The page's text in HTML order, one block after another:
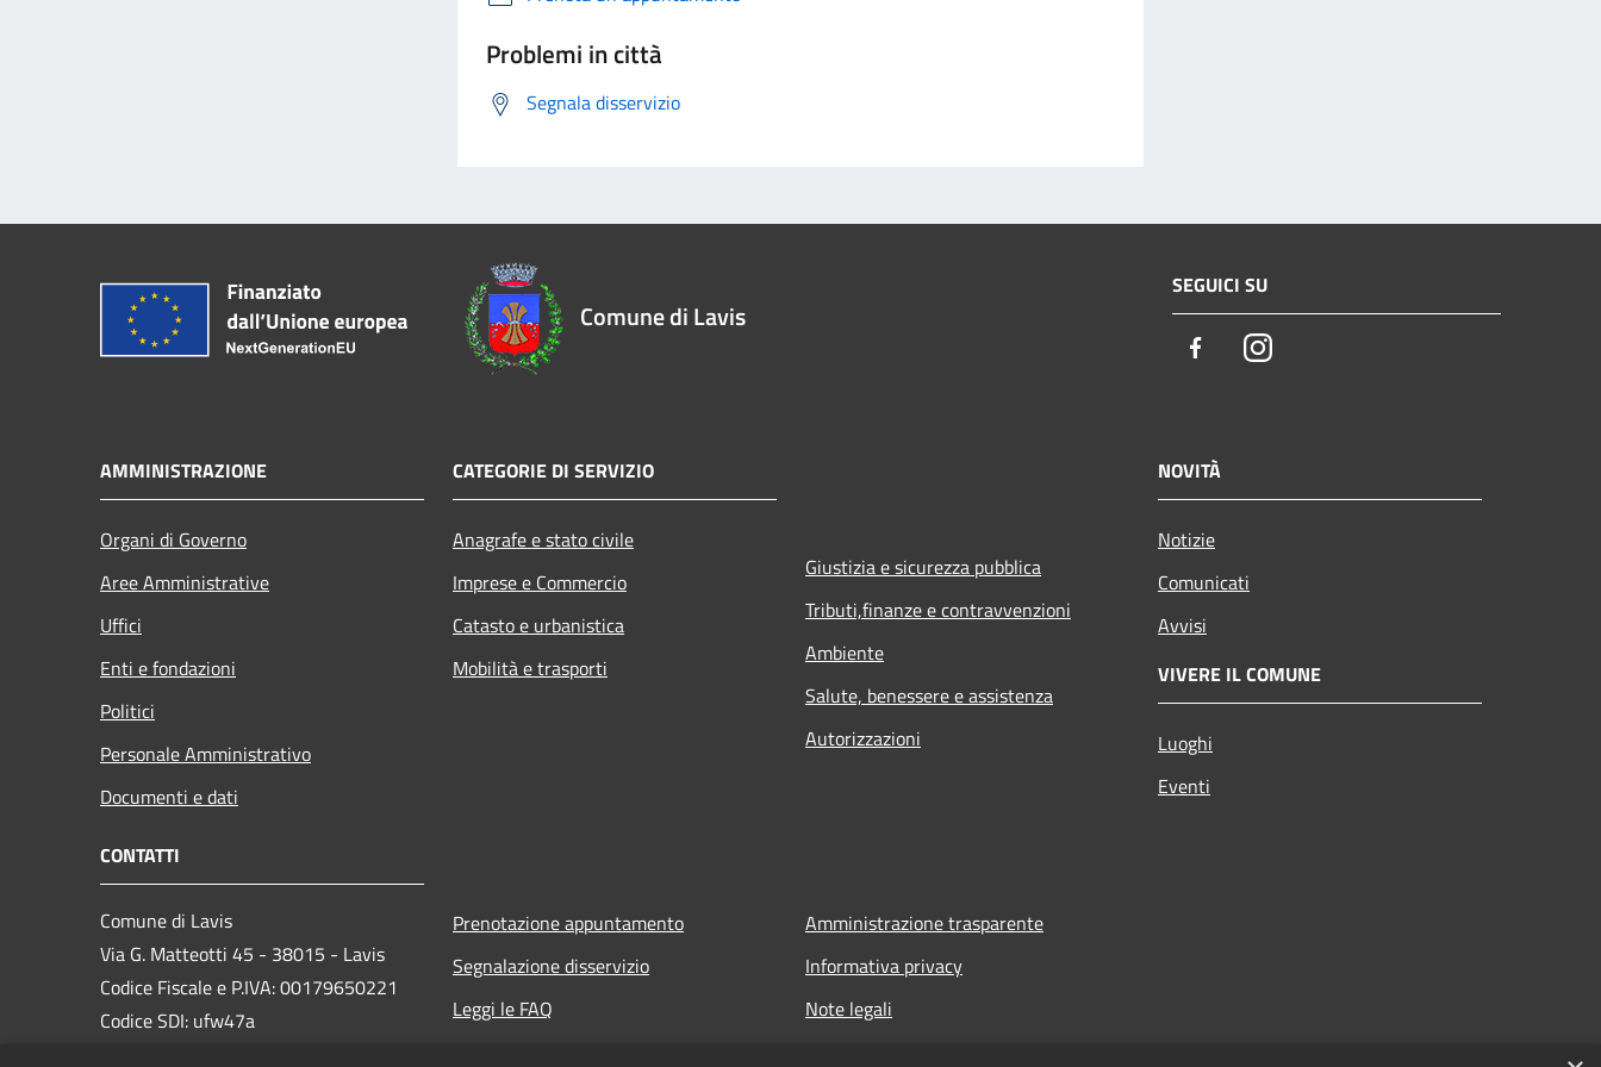
Problemi in città
Segnala disservizio
Comune di Lavis
SEGUICI SU
FacebookInstagram
AMMINISTRAZIONE
Organi di Governo
Aree Amministrative
Uffici
Enti e fondazioni
Politici
Personale Amministrativo
Documenti e dati
CATEGORIE DI SERVIZIO
Anagrafe e stato civile
Imprese e Commercio
Catasto e urbanistica
Mobilità e trasporti
Giustizia e sicurezza pubblica
Tributi,finanze e contravvenzioni
Ambiente
Salute, benessere e assistenza
Autorizzazioni
NOVITÀ
Notizie
Comunicati
Avvisi
VIVERE IL COMUNE
Luoghi
Eventi
CONTATTI
Comune di Lavis
Via G. Matteotti 45 - 38015 - Lavis
Codice Fiscale e P.IVA: 00179650221
Codice SDI: ufw47a
Prenotazione appuntamento
Segnalazione disservizio
Leggi le FAQ
Amministrazione trasparente
Informativa privacy
Note legali